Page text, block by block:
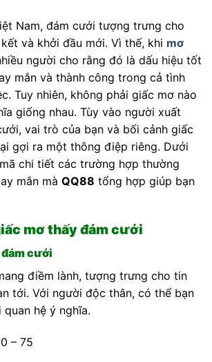
Nam, đám cưới tượng trưng cho
và khởi đầu mới. Vì thế, khi mơ
người cho rằng đó là dấu hiệu tốt
mắn và thành công trong cả tình
Tuy nhiên, không phải giấc mơ nào
giống nhau. Tùy vào người xuất
vai trò của bạn và bối cảnh giấc
gợi ra một thông điệp riêng. Dưới
chi tiết các trường hợp thường
mắn mà QQ88 tổng hợp giúp bạn
mơ thấy đám cưới
cưới
điềm lành, tượng trưng cho tin
tới. Với người độc thân, có thể bạn
hệ ý nghĩa.
– 75